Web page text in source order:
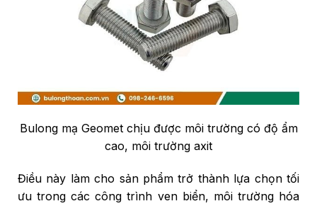
Bulong mạ Geomet chịu được môi trường có độ ẩm
cao, môi trường axit
Điều này làm cho sản phẩm trở thành lựa chọn tối
ưu trong các công trình ven biển, môi trường hóa